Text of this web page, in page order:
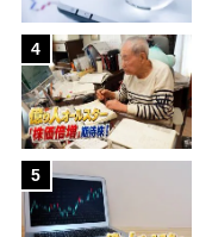
4
5